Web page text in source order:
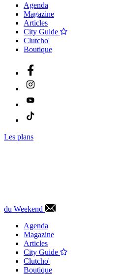
Agenda
Magazine
Articles
City Guide
Clutcho'
Boutique
Les plans
du Weekend
Agenda
Magazine
Articles
City Guide
Clutcho'
Boutique